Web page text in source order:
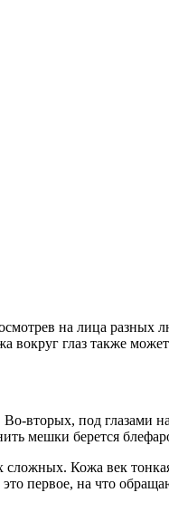
на лица разных
глаз также
вторых, под
мешки берется
Кожа век
первое, на что